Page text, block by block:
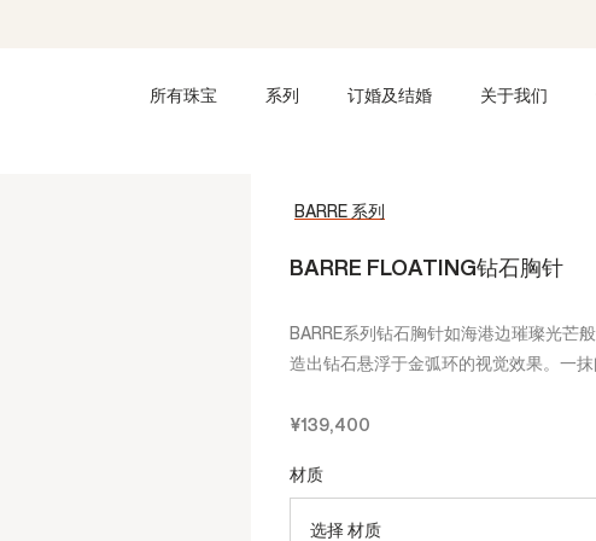
所有珠宝 系列 订婚及结婚 关于我们
BARRE 系列
BARRE FLOATING钻石胸针
BARRE系列钻石胸针如海港边璀璨光芒
造出钻石悬浮于金弧环的视觉效果。一
¥139,400
材质
选择 材质